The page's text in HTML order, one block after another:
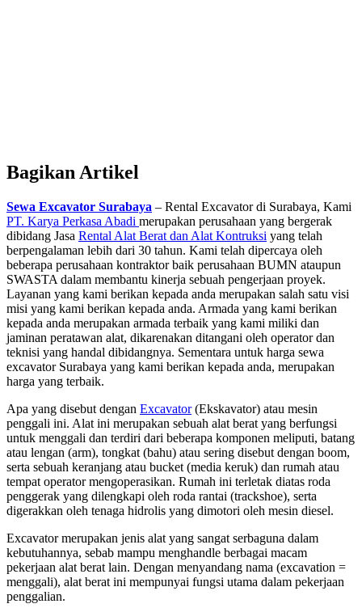
Bagikan Artikel
Sewa Excavator Surabaya – Rental Excavator di Surabaya, Kami
PT. Karya Perkasa Abadi merupakan perusahaan yang bergerak
dibidang Jasa Rental Alat Berat dan Alat Kontruksi yang telah
berpengalaman lebih dari 30 tahun. Kami telah dipercaya oleh
beberapa perusahaan kontraktor baik perusahaan BUMN ataupun
SWASTA dalam membantu kinerja sebuah pengerjaan proyek.
Layanan yang kami berikan kepada anda merupakan salah satu visi
misi yang kami berikan kepada anda. Armada yang kami berikan
kepada anda merupakan armada terbaik yang kami miliki dan
jaminan peratawan alat, dikarenakan ditangani oleh operator dan
teknisi yang handal dibidangnya. Sementara untuk harga sewa
excavator Surabaya yang kami berikan kepada anda, merupakan
harga yang terbaik.
Apa yang disebut dengan Excavator(Ekskavator) atau mesin
penggali ini. Alat ini merupakan sebuah alat berat yang berfungsi
untuk menggali dan terdiri dari beberapa komponen meliputi, batang
atau lengan (arm), tongkat (bahu) atau sering disebut dengan boom,
serta sebuah keranjang atau bucket (media keruk) dan rumah atau
tempat operator mengoperasikan. Rumah ini terletak diatas roda
penggerak yang dilengkapi oleh roda rantai (trackshoe), serta
digerakkan oleh tenaga hidrolis yang dimotori oleh mesin diesel.
Excavator merupakan jenis alat yang sangat serbaguna dalam
kebutuhannya, sebab mampu menghandle berbagai macam
pekerjaan alat berat lain. Dengan menyandang nama (excavation =
menggali), alat berat ini mempunyai fungsi utama dalam pekerjaan
penggalian.